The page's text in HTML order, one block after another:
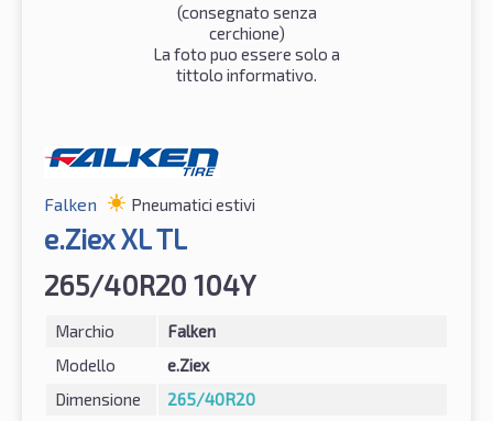
(consegnato senza
cerchione)
La foto puo essere solo a
tittolo informativo.
Falken Pneumatici estivi
e.Ziex XL TL
265/40R20 104Y
Marchio
Falken
Modello
e.Ziex
Dimensione
265/40R20